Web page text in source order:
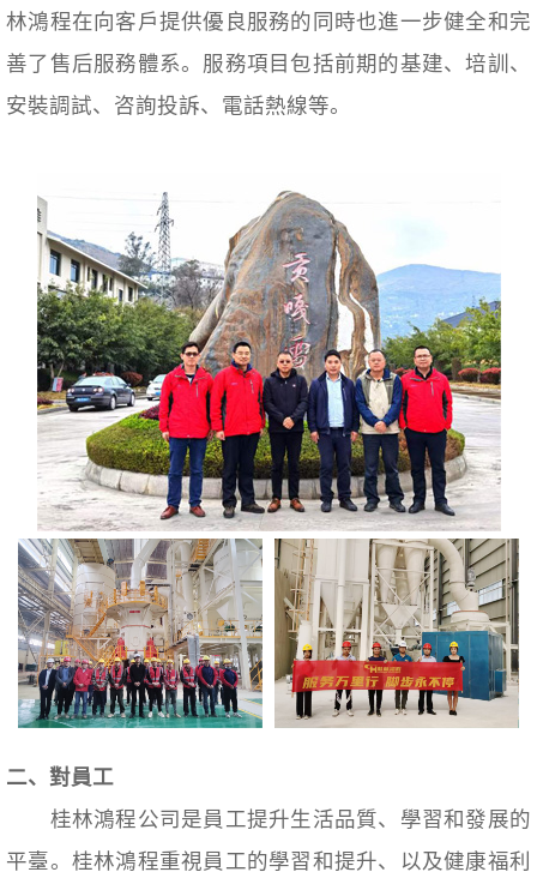
林鴻程在向客戶提供優良服務的同時也進一步健全和完
善了售后服務體系。服務項目包括前期的基建、培訓、
安裝調試、咨詢投訴、電話熱線等。
二、對員工
桂林鴻程公司是員工提升生活品質、學習和發展的
平臺。桂林鴻程重視員工的學習和提升、以及健康福利